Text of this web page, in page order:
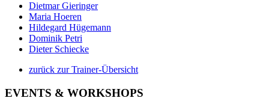
Dietmar Gieringer
Maria Hoeren
Hildegard Hügemann
Dominik Petri
Dieter Schiecke
zurück zur Trainer-Übersicht
EVENTS & WORKSHOPS